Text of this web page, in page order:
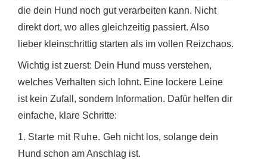
die dein Hund noch gut verarbeiten kann. Nicht
direkt dort, wo alles gleichzeitig passiert. Also
lieber kleinschrittig starten als im vollen Reizchaos.
Wichtig ist zuerst: Dein Hund muss verstehen,
welches Verhalten sich lohnt. Eine lockere Leine
ist kein Zufall, sondern Information. Dafür helfen dir
einfache, klare Schritte:
1. Starte mit Ruhe. Geh nicht los, solange dein
Hund schon am Anschlag ist.